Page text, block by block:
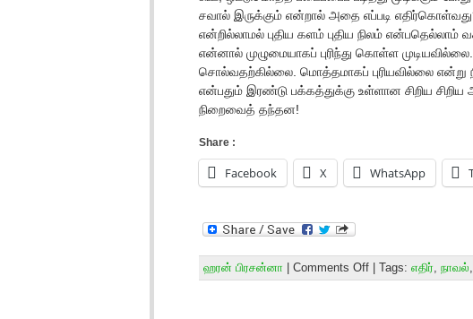
சவால் இருக்கும் என்றால் அதை எப்படி
என்றில்லாமல் புதிய களம் புதிய நிலம்
என்னால் முழுமையாகப் புரிந்து கொள்ள
சொல்வதற்கில்லை. மொத்தமாகப் புரியவில்லை என்று
என்பதும் இரண்டு பக்கத்துக்கு உள்ளான சிறிய
நிறைவைத் தந்தன!
Share :
Facebook X WhatsApp
ஹரன் பிரசன்னா Comments Off | Tags: எதிர் நாவல்